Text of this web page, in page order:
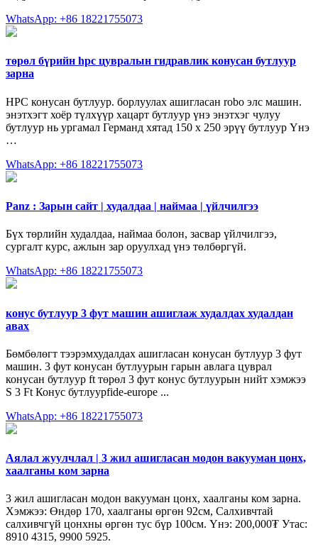
WhatsApp: +86 18221755073
төрөл бүрийн hpc цувралын гидравлик конусан бутлуур
зарна
HPC конусан бутлуур. борлуулах ашигласан robo элс машин.
энэтхэгт хоёр түлхүүр хацарт бутлуур үнэ энэтхэг чулуу
бутлуур нь ургамал Германд хятад 150 х 250 эрүү бутлуур Үнэ
…
WhatsApp: +86 18221755073
Panz : Зарын сайт | худалдаа | наймаа | үйлчилгээ
Бүх төрлийн худалдаа, наймаа болон, засвар үйлчилгээ,
сургалт курс, ажлын зар оруулхад үнэ төлбөргүй.
WhatsApp: +86 18221755073
конус бутлуур 3 фут машин ашиглаж худалдах худалдан
авах
Бөмбөлөгт тээрэмхудалдах ашигласан конусан бутлуур 3 фут
машин. 3 фут конусан бутлуурын гарын авлага цуврал
конусан бутлуур ft төрөл 3 фут конус бутлуурын нийт хэмжээ
S 3 Ft Конус бутлуурfide-europe ...
WhatsApp: +86 18221755073
Аялал жуулчлал | 3 жил ашигласан модон вакууман цонх,
хаалганы ком зарна
3 жил ашигласан модон вакууман цонх, хаалганы ком зарна.
Хэмжээ: Өндөр 170, хаалганы өргөн 92см, Салхивчтай
салхивчгүй цонхны өргөн тус бүр 100см. Үнэ: 200,000₮ Утас:
8910 4315, 9900 5925.